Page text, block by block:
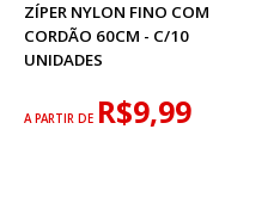
ZÍPER NYLON FINO COM
CORDÃO 60CM - C/10
UNIDADES
A PARTIR DE R$9,99